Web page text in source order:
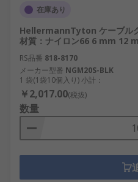
在庫あり
HellermannTyton ケーブル
材質：ナイロン66 6 mm 12
RS品番 818-8170
メーカー型番 NGM20S-BLK
1 袋(1袋10個入り) 小計：
￥2,017.00(税抜)
数量